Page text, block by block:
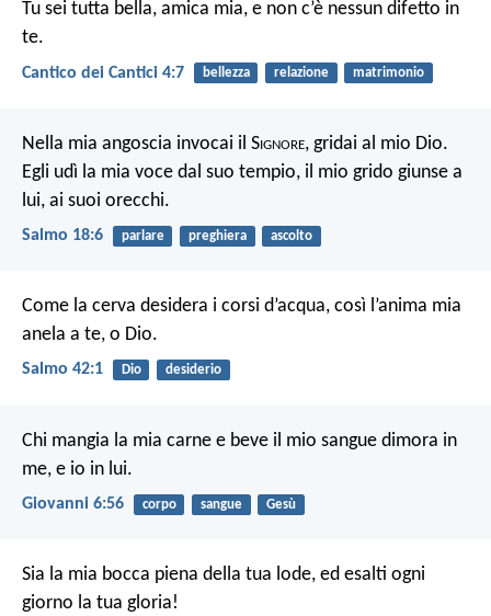
Tu sei tutta bella, amica mia, e non c’è nessun difetto in
te.
Cantico dei Cantici 4:7 bellezza relazione matrimonio
Nella mia angoscia invocai il Signore, gridai al mio Dio.
Egli udì la mia voce dal suo tempio, il mio grido giunse a
lui, ai suoi orecchi.
Salmo 18:6 parlare preghiera ascolto
Come la cerva desidera i corsi d’acqua, così l’anima mia
anela a te, o Dio.
Salmo 42:1 Dio desiderio
Chi mangia la mia carne e beve il mio sangue dimora in
me, e io in lui.
Giovanni 6:56 corpo sangue Gesù
Sia la mia bocca piena della tua lode, ed esalti ogni
giorno la tua gloria!